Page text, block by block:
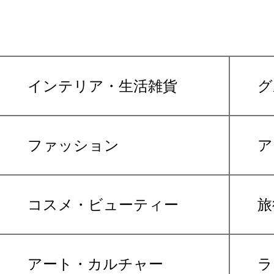
インテリア・生活雑貨
ファッション
コスメ・ビューティー
アート・カルチャー